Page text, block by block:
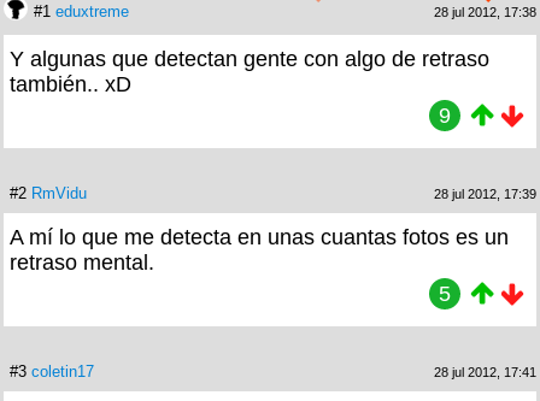
#1 eduxtreme 28 jul 2012, 17:38
Y algunas que detectan gente con algo de retraso
también.. xD
9
#2 RmVidu 28 jul 2012, 17:39
A mí lo que me detecta en unas cuantas fotos es un
retraso mental.
5
#3 coletin17 28 jul 2012, 17:41